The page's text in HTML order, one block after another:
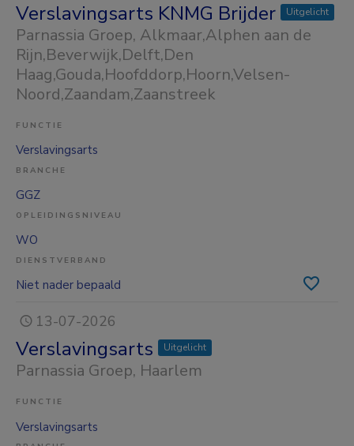
Verslavingsarts KNMG Brijder Uitgelicht
Parnassia Groep, Alkmaar,Alphen aan de
Rijn,Beverwijk,Delft,Den
Haag,Gouda,Hoofddorp,Hoorn,Velsen-
Noord,Zaandam,Zaanstreek
FUNCTIE
Verslavingsarts
BRANCHE
GGZ
OPLEIDINGSNIVEAU
WO
DIENSTVERBAND
Niet nader bepaald
13-07-2026
Verslavingsarts Uitgelicht
Parnassia Groep, Haarlem
FUNCTIE
Verslavingsarts